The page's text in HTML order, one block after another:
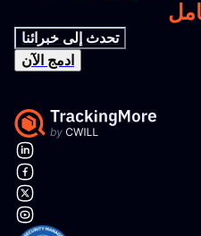
تحدث إلى خبرائنا
ادمج الآن